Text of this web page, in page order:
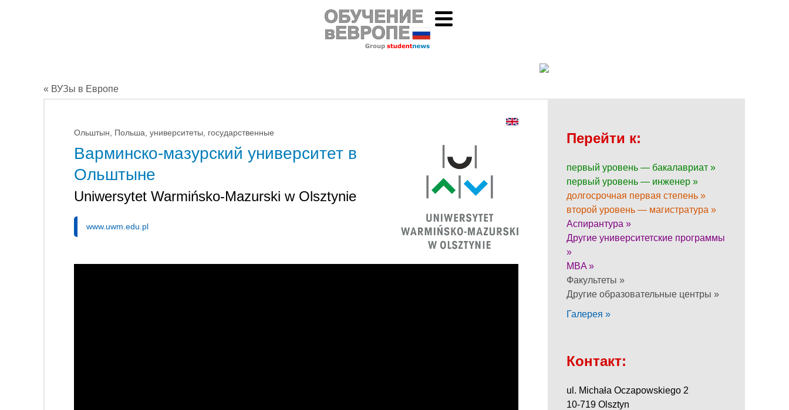
« ВУЗы в Европе
Ольштын, Польша, университеты, государственные
Варминско-мазурский yниверситет в
Ольштыне
Uniwersytet Warmińsko-Mazurski w Olsztynie
www.uwm.edu.pl
Перейти к:
первый уровень — бакалавриат »
первый уровень — инженер »
долгосрочная первая степень »
второй уровень — магистратура »
Аспирантура »
Другие университетские программы
»
MBA »
Факультеты »
Другие образовательные центры »
Галерея »
Контакт:
ul. Michała Oczapowskiego 2
10-719 Olsztyn